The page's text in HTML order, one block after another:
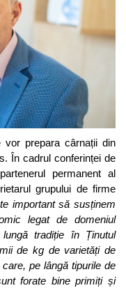
vor prepara cârnații din
În cadrul conferinței de
permanent al
grupului de firme
important să susținem
legat de domeniul
tradiție în Ținutul
de kg de varietăți de
pe lângă tipurile de
forate bine primiți și